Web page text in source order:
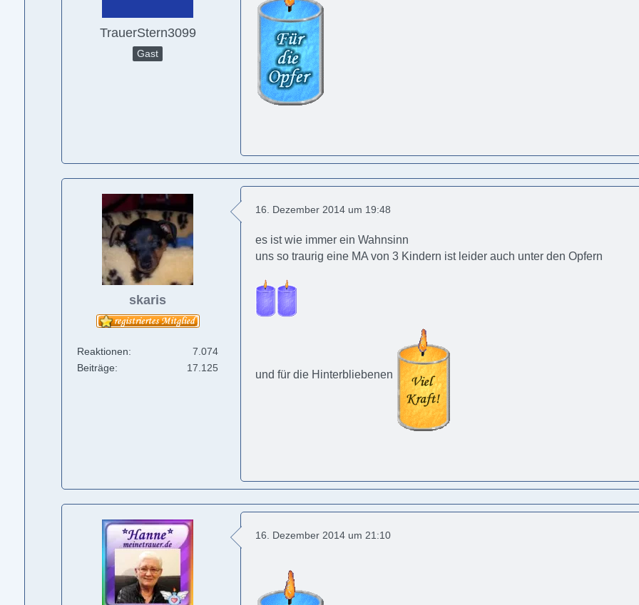
TrauerStern3099
Gast
skaris
Reaktionen
7.074
Beiträge
17.125
16. Dezember 2014 um 19:48
es ist wie immer ein Wahnsinn
uns so traurig eine MA von 3 Kindern ist leider auch unter den Opfern
und für die Hinterbliebenen
16. Dezember 2014 um 21:10